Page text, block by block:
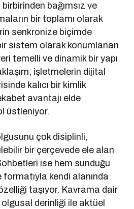
bağımsız ve
bir toplamı olarak
senkronize biçimde
sistem olarak konumlanan
temelli ve dinamik bir yapı
işletmelerin dijital
kalıcı bir kimlik
avantajı elde
üstleniyor.
çok disiplinli,
bir çerçevede ele alan
ise hem sunduğu
kendi alanında
taşıyor. Kavrama dair
derinliği ile aktüel